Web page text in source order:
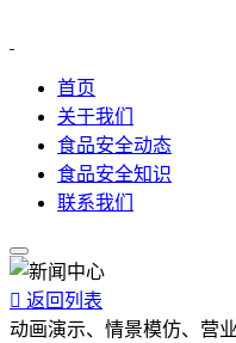
首页
关于我们
食品安全动态
食品安全知识
联系我们
 返回列表
动画演示、情景模仿、营